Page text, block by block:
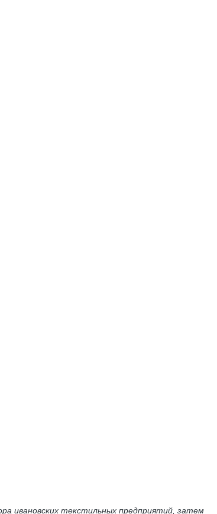
ивановских текстильных предприятий, затем